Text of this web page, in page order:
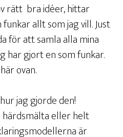
rätt bra idéer, hittar
allt som jag vill. Just
för att samla alla mina
har gjort en som funkar.
ovan.
jag gjorde den!
eller helt
är